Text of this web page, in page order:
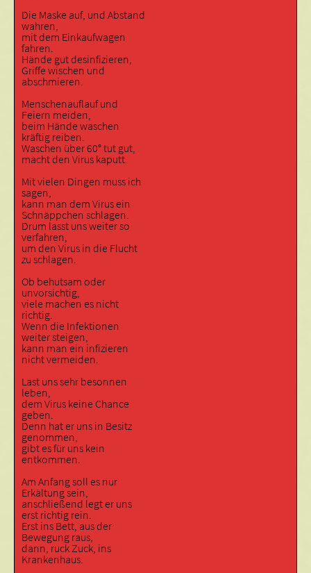
Die Maske auf, und Abstand
wahren,
mit dem Einkaufwagen
fahren.
Hände gut desinfizieren,
Griffe wischen und
abschmieren.
Menschenauflauf und
Feiern meiden,
beim Hände waschen
kräftig reiben.
Waschen über 60° tut gut,
macht den Virus kaputt.
Mit vielen Dingen muss ich
sagen,
kann man dem Virus ein
Schnäppchen schlagen.
Drum lasst uns weiter so
verfahren,
um den Virus in die Flucht
zu schlagen.
Ob behutsam oder
unvorsichtig,
viele machen es nicht
richtig.
Wenn die Infektionen
weiter steigen,
kann man ein infizieren
nicht vermeiden.
Last uns sehr besonnen
leben,
dem Virus keine Chance
geben.
Denn hat er uns in Besitz
genommen,
gibt es für uns kein
entkommen.
Am Anfang soll es nur
Erkältung sein,
anschließend legt er uns
erst richtig rein.
Erst ins Bett, aus der
Bewegung raus,
dann, ruck Zuck, ins
Krankenhaus.